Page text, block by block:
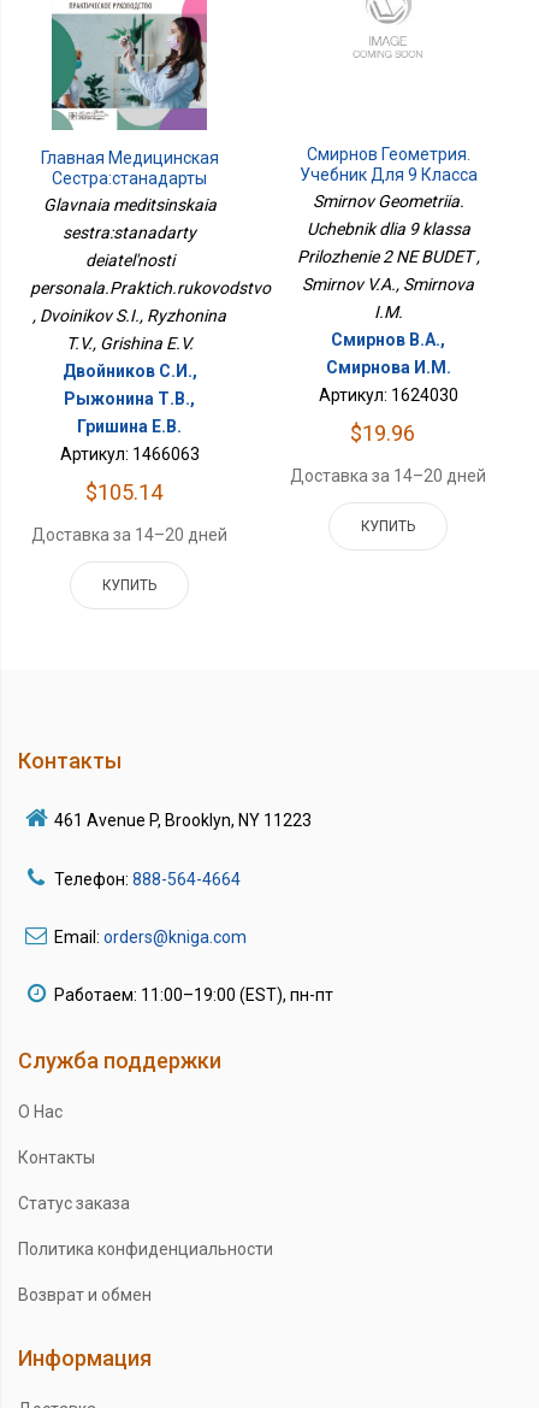
Главная Медицинская
Сестра:станадарты
Деятельности
Glavnaia meditsinskaia
sestra:stanadarty
deiatel'nosti
personala.Praktich.rukovodstvo
, Dvoinikov S.I., Ryzhonina
T.V., Grishina E.V.
Двойников С.И.,
Рыжонина Т.В.,
Гришина Е.В.
Артикул: 1466063
$105.14
Доставка за 14–20 дней
КУПИТЬ
Смирнов Геометрия.
Учебник Для 9 Класса
Приложение 2 НЕ БУДЕТ
Smirnov Geometriia.
Uchebnik dlia 9 klassa
Prilozhenie 2 NE BUDET ,
Smirnov V.A., Smirnova
I.M.
Смирнов В.А.,
Смирнова И.М.
Артикул: 1624030
$19.96
Доставка за 14–20 дней
КУПИТЬ
Контакты
461 Avenue P, Brooklyn, NY 11223
Телефон: 888-564-4664
Email: orders@kniga.com
Работаем: 11:00–19:00 (EST), пн-пт
Служба поддержки
О Нас
Контакты
Статус заказа
Политика конфиденциальности
Возврат и обмен
Информация